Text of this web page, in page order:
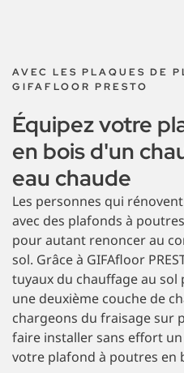
AVEC LES PLAQUES DE
GIFAFLOOR PRESTO
Équipez votre
en bois d'un
eau chaude
Les personnes qui
avec des plafonds à
pour autant renoncer au
sol. Grâce à GIFAfloor
tuyaux du chauffage au sol
une deuxième couche de
chargeons du fraisage sur
faire installer sans effort
votre plafond à poutres en